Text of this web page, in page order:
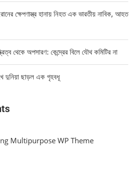
ক্ষেপণাস্ত্র হানায় নিহত এক ভারতীয় নাবিক, আহত
থেকে অপসারণ: কেন্দ্রের বিলে যৌথ কমিটির না
দুনিয়া ছাড়ল এক গৃহবধূ